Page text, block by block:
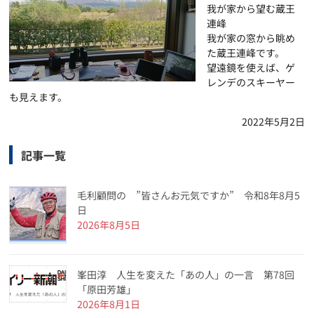
我が家から望む蔵王
連峰
我が家の窓から眺め
た蔵王連峰です。
望遠鏡を使えば、ゲ
レンデのスキーヤー
も見えます。
2022年5月2日
記事一覧
毛利顧問の ”皆さんお元気ですか” 令和8年8月5
日
2026年8月5日
峯田淳 人生を変えた「あの人」の一言 第78回
「原田芳雄」
2026年8月1日